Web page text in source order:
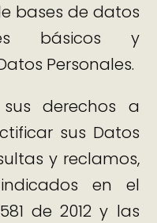
bases de datos
básicos y
Personales.
derechos a
sus Datos
y reclamos,
en el
de 2012 y las